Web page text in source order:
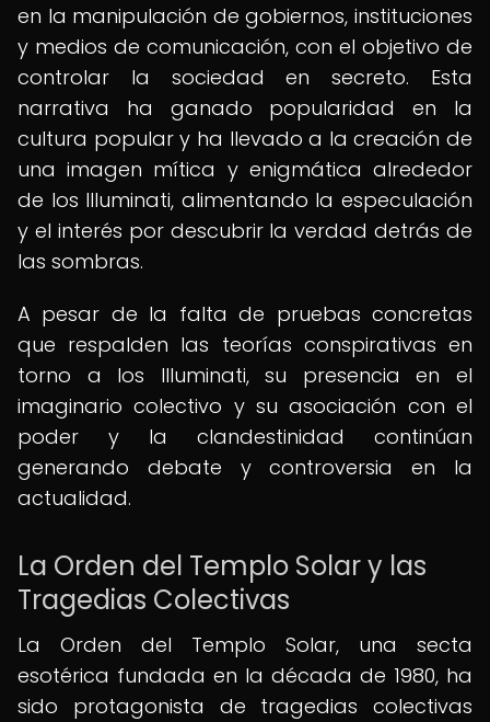
en la manipulación de gobiernos, instituciones
y medios de comunicación, con el objetivo de
controlar la sociedad en secreto. Esta
narrativa ha ganado popularidad en la
cultura popular y ha llevado a la creación de
una imagen mítica y enigmática alrededor
de los Illuminati, alimentando la especulación
y el interés por descubrir la verdad detrás de
las sombras.
A pesar de la falta de pruebas concretas
que respalden las teorías conspirativas en
torno a los Illuminati, su presencia en el
imaginario colectivo y su asociación con el
poder y la clandestinidad continúan
generando debate y controversia en la
actualidad.
La Orden del Templo Solar y las
Tragedias Colectivas
La Orden del Templo Solar, una secta
esotérica fundada en la década de 1980, ha
sido protagonista de tragedias colectivas